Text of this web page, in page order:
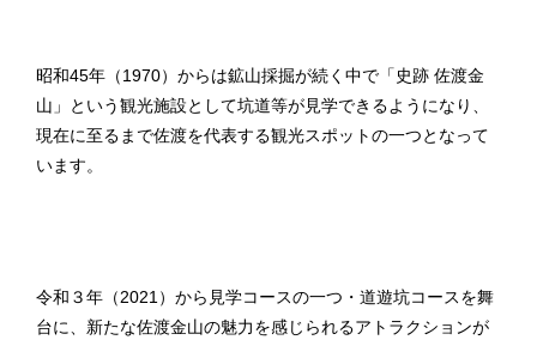
昭和45年（1970）からは鉱山採掘が続く中で「史跡 佐渡金
山」という観光施設として坑道等が見学できるようになり、
現在に至るまで佐渡を代表する観光スポットの一つとなって
います。
令和３年（2021）から見学コースの一つ・道遊坑コースを舞
台に、新たな佐渡金山の魅力を感じられるアトラクションが